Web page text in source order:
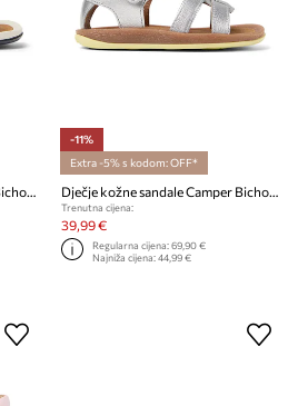
Dječje kožne sandale Camper Bicho TWS FW
-11%
Extra -5% s kodom: OFF*
Dječje kožne sandale Camper Bicho FW
Trenutna cijena:
39,99 €
Regularna cijena:69,90 €
Najniža cijena:44,99 €